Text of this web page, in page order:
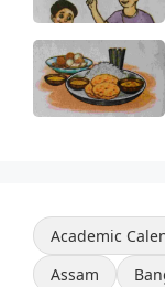
Academic
Assam